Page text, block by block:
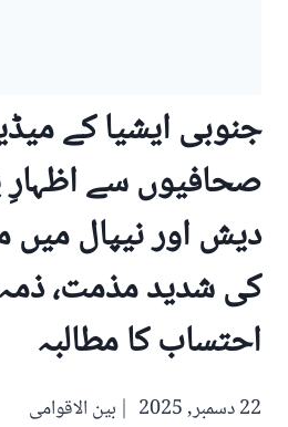
جنوبی ایشیا کے
صحافیوں سے اظہارِ
دیش اور نیپال میں
کی شدید مذمت،
احتساب کا مطالبہ
22 دسمبر, 2025 بین الاقوامی